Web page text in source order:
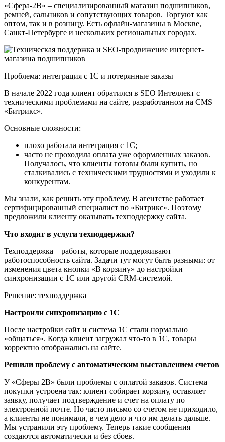
«Сфера-2В» – специализированный магазин подшипников,
ремней, сальников и сопутствующих товаров. Торгуют как
оптом, так и в розницу. Есть офлайн-магазины в Москве,
Санкт-Петербурге и нескольких региональных городах.
Проблема: интеграция с 1С и потерянные заказы
В начале 2022 года клиент обратился в SEO Интеллект с
техническими проблемами на сайте, разработанном на CMS
«Битрикс».
Основные сложности:
плохо работала интеграция с 1С;
часто не проходила оплата уже оформленных заказов.
Получалось, что клиенты готовы были купить, но
сталкивались с техническими трудностями и уходили к
конкурентам.
Мы знали, как решить эту проблему. В агентстве работает
сертифицированный специалист по «Битрикс». Поэтому
предложили клиенту оказывать техподдержку сайта.
Что входит в услуги техподдержки?
Техподдержка – работы, которые поддерживают
работоспособность сайта. Задачи тут могут быть разными: от
изменения цвета кнопки «В корзину» до настройки
синхронизации с 1С или другой CRM-системой.
Решение: техподдержка
Настроили синхронизацию с 1С
После настройки сайт и система 1С стали нормально
«общаться». Когда клиент загружал что-то в 1С, товары
корректно отображались на сайте.
Решили проблему с автоматическим выставлением счетов
У «Сферы 2В» были проблемы с оплатой заказов. Система
покупки устроена так: клиент собирает корзину, оставляет
заявку, получает подтверждение и счет на оплату по
электронной почте. Но часто письмо со счетом не приходило,
а клиенты не понимали, в чем дело и что им делать дальше.
Мы устранили эту проблему. Теперь такие сообщения
создаются автоматически и без сбоев.